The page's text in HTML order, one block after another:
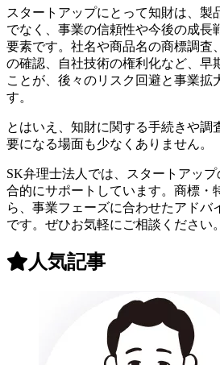
スタートアップにとって知財は、製
でなく、事業の信頼性や今後の成長
要素です。社名や商品名の商標調査
の確認、自社技術の権利化など、早
ことが、後々のリスク回避と事業拡
す。
とはいえ、知財に関する手続きや調
要になる場面も少なくありません。
SK弁理士法人では、スタートアッ
合的にサポートしています。商標・
ら、事業フェーズに合わせたアドバ
です。ぜひお気軽にご相談ください。
人気記事